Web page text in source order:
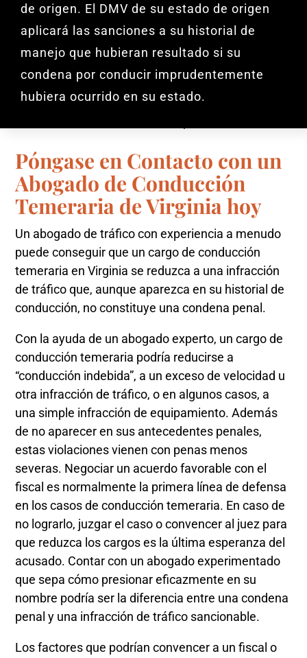
de origen. El DMV de su estado de origen
aplicará las sanciones a su historial de
manejo que hubieran resultado si su
condena por conducir imprudentemente
hubiera ocurrido en su estado.
Póngase en Contacto con un
Abogado de Conducción
Temeraria de Virginia hoy
Un abogado de tráfico con experiencia a menudo
puede conseguir que un cargo de conducción
temeraria en Virginia se reduzca a una infracción
de tráfico que, aunque aparezca en su historial de
conducción, no constituye una condena penal.
Con la ayuda de un abogado experto, un cargo de
conducción temeraria podría reducirse a
“conducción indebida”, a un exceso de velocidad u
otra infracción de tráfico, o en algunos casos, a
una simple infracción de equipamiento. Además
de no aparecer en sus antecedentes penales,
estas violaciones vienen con penas menos
severas. Negociar un acuerdo favorable con el
fiscal es normalmente la primera línea de defensa
en los casos de conducción temeraria. En caso de
no lograrlo, juzgar el caso o convencer al juez para
que reduzca los cargos es la última esperanza del
acusado. Contar con un abogado experimentado
que sepa cómo presionar eficazmente en su
nombre podría ser la diferencia entre una condena
penal y una infracción de tráfico sancionable.
Los factores que podrían convencer a un fiscal o